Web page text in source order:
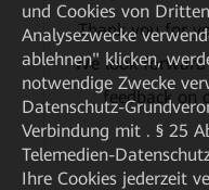
Thank you for
We look
feedback on
und Cookies von
Analysezwecke
ablehnen" klicken,
notwendige Zwecke
Datenschutz-
Verbindung mit . § 25
Telemedien-
Ihre Cookies jederzeit